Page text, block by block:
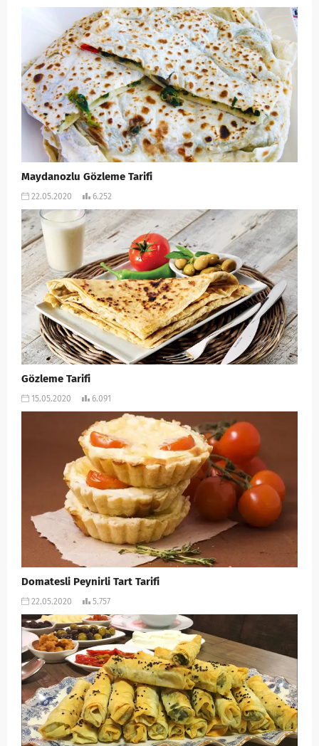
Maydanozlu Gözleme Tarifi
22.05.2020 6.252
Gözleme Tarifi
15.05.2020 6.091
Domatesli Peynirli Tart Tarifi
22.05.2020 5.757